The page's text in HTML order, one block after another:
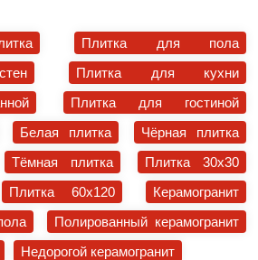
Плитка для пола
Плитка для кухни
Плитка для гостиной
Белая плитка
Чёрная плитка
Тёмная плитка
Плитка 30x30
Плитка 60x120
Керамогранит
Полированный керамогранит
Недорогой керамогранит